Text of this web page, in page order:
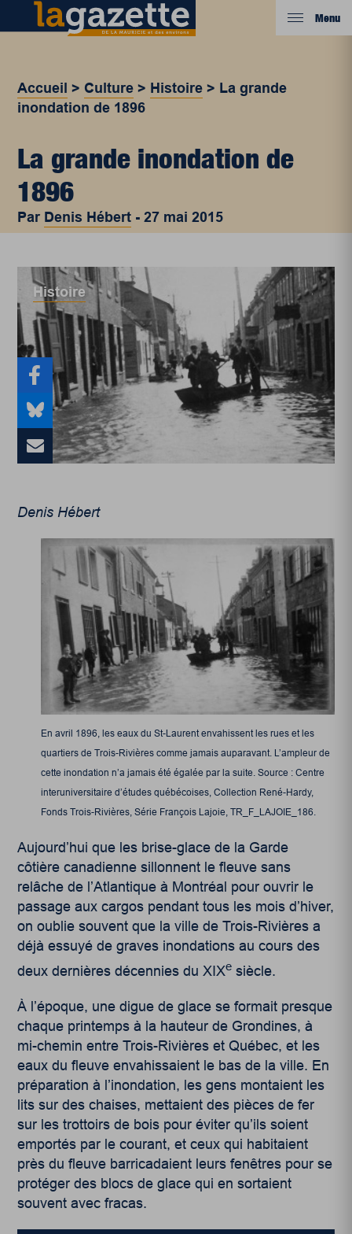
Menu
Accueil > Culture > Histoire > La grande
inondation de 1896
La grande inondation de
1896
Par Denis Hébert -27 mai 2015
Histoire
Denis Hébert
En avril 1896, les eaux du St-Laurent envahissent les rues et les
quartiers de Trois-Rivières comme jamais auparavant. L’ampleur de
cette inondation n’a jamais été égalée par la suite. Source : Centre
interuniversitaire d’études québécoises, Collection René-Hardy,
Fonds Trois-Rivières, Série François Lajoie, TR_F_LAJOIE_186.
Aujourd’hui que les brise-glace de la Garde
côtière canadienne sillonnent le fleuve sans
relâche de l’Atlantique à Montréal pour ouvrir le
passage aux cargos pendant tous les mois d’hiver,
on oublie souvent que la ville de Trois-Rivières a
déjà essuyé de graves inondations au cours des
deux dernières décennies du XIXe siècle.
À l’époque, une digue de glace se formait presque
chaque printemps à la hauteur de Grondines, à
mi-chemin entre Trois-Rivières et Québec, et les
eaux du fleuve envahissaient le bas de la ville. En
préparation à l’inondation, les gens montaient les
lits sur des chaises, mettaient des pièces de fer
sur les trottoirs de bois pour éviter qu’ils soient
emportés par le courant, et ceux qui habitaient
près du fleuve barricadaient leurs fenêtres pour se
protéger des blocs de glace qui en sortaient
souvent avec fracas.